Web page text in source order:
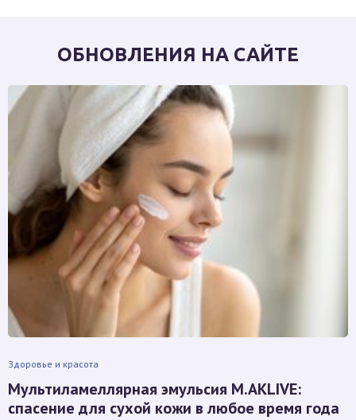
ОБНОВЛЕНИЯ НА САЙТЕ
Здоровье и красота
Мультиламеллярная эмульсия M.AKLIVE:
спасение для сухой кожи в любое время года